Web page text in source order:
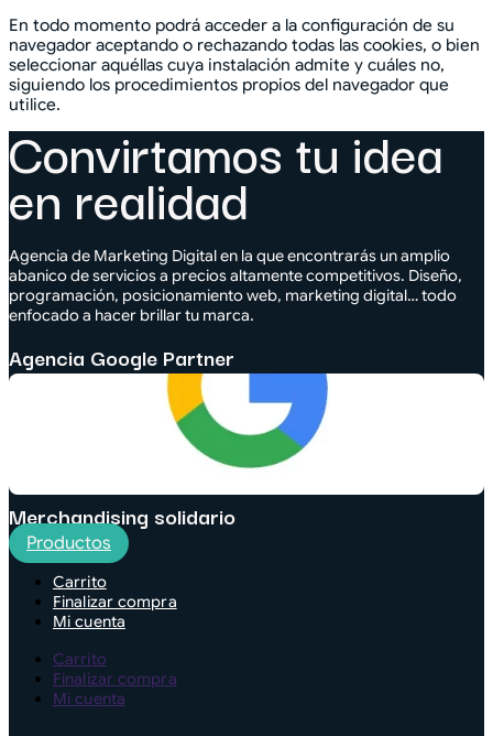
En todo momento podrá acceder a la configuración de su
navegador aceptando o rechazando todas las cookies, o bien
seleccionar aquéllas cuya instalación admite y cuáles no,
siguiendo los procedimientos propios del navegador que
utilice.
Convirtamos tu idea
en realidad
Agencia de Marketing Digital en la que encontrarás un amplio
abanico de servicios a precios altamente competitivos. Diseño,
programación, posicionamiento web, marketing digital… todo
enfocado a hacer brillar tu marca.
Agencia Google Partner
Merchandising solidario
Productos
Carrito
Finalizar compra
Mi cuenta
Carrito
Finalizar compra
Mi cuenta